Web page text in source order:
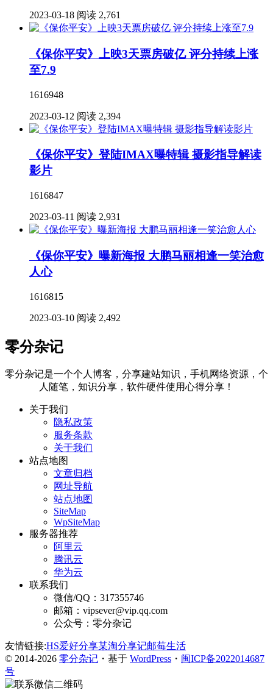
2023-03-18 阅读 2,761
《保你平安》上映3天票房破亿 评分持续上涨
至7.9
1616948
2023-03-12 阅读 2,394
《保你平安》登陆IMAX曝特辑 摄影指导解读
影片
1616847
2023-03-11 阅读 2,931
《保你平安》曝新海报 大鹏马丽相逢一笑治愈
人心
1616815
2023-03-10 阅读 2,492
零分杂记
零分杂记是一个个人博客，分享建站知识，手机网络资源，个
人随笔，知识分享，软件硬件使用心得分享！
关于我们
隐私政策
服务条款
关于我们
站点地图
文章归档
网址导航
站点地图
SiteMap
WpSiteMap
服务器推荐
阿里云
腾讯云
华为云
联系我们
微信/QQ：317355746
邮箱：vipsever@vip.qq.com
公众号：零分杂记
友情链接:HS爱好分享某淘分享记邮莓生活
© 2014-2026 零分杂记 ・基于 WordPress ・ 闽ICP备2022014687
号